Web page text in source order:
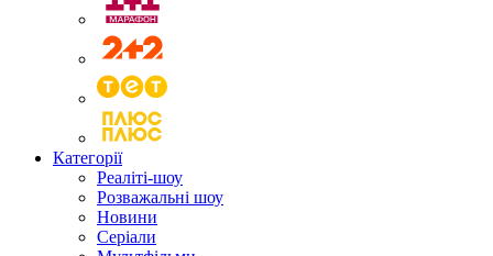
Категорії
Реаліті-шоу
Розважальні шоу
Новини
Серіали